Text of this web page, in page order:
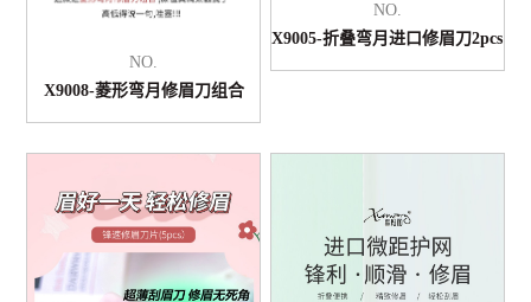
NO.
X9008-菱形弯月修眉刀组合
NO.
X9005-折叠弯月进口修眉刀2pcs